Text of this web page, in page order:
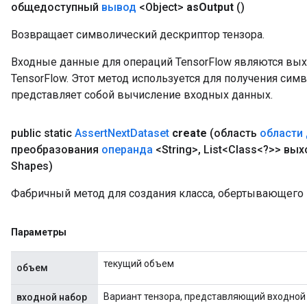
общедоступный вывод <Object> asOutput ()
Возвращает символический дескриптор тензора.
Входные данные для операций TensorFlow являются
TensorFlow. Этот метод используется для получения
представляет собой вычисление входных данных.
public static AssertNextDataset create (область области
преобразования операнда <String>, List<Class<?>>
Shapes)
Фабричный метод для создания класса,
Параметры
объем текущий объем
входной набор
Вариант тензора, представляющий